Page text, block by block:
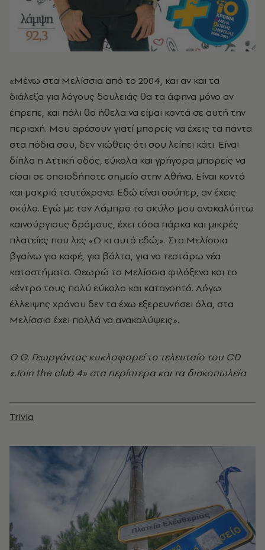
«Μένω στα Μελίσσια από το 2004, και αν και τα
διάλεξα για λόγους δουλειάς θα τα άφηνα μόνο αν
έπρεπε, και πάλι θα ήθελα να είμαι κοντά σε αυτή την
περιοχή. Μου αρέσουν γιατί μπορείς να έχεις τα πάντα
στα πόδια σου, δεν νιώθεις ότι σου λείπει κάτι. Είναι
δίπλα η Αττική οδός, εύκολα και γρήγορα μπορείς να
είσαι σε οποιοδήποτε σημείο στην Αθήνα. Είναι κοντά
και μακριά ταυτόχρονα. Εδώ είναι σούπερ, αν έχεις
σκύλο. Εγώ με τον Λάμπρο το σκύλο μου ανακαλύπτω
καινούργιους δρόμους, έχει τόσα πάρκα και μικρές
πλατείες που λες «Ω κι αυτό εδώ;». Στα Μελίσσια
βγαίνω για καφέ, για βόλτα, για να τεστάρω νέα
καταστήματα. Θεωρώ τα Μελίσσια φιλόξενα και το
κέντρο τους πολύ εύκολο και κατανοητό. Λόγω
έλλειψης χρόνου δεν τα έχω εξερευνήσει όλα, στα
Μελίσσια έχει πολλά να ανακαλύψεις».
Ο Θ. Γεωργάντας κυκλοφορεί το τελευταίο του CD
«Join the club 4» στα περίπτερα και τα δισκοπωλεία
Trivia